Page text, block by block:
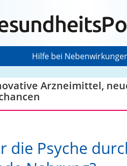
Hilfe bei
Arzneimittel,
die Psyche